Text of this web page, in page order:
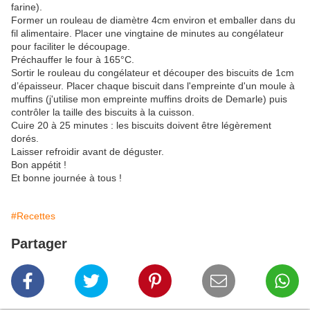
farine).
Former un rouleau de diamètre 4cm environ et emballer dans du
fil alimentaire. Placer une vingtaine de minutes au congélateur
pour faciliter le découpage.
Préchauffer le four à 165°C.
Sortir le rouleau du congélateur et découper des biscuits de 1cm
d’épaisseur. Placer chaque biscuit dans l'empreinte d'un moule à
muffins (j'utilise mon empreinte muffins droits de Demarle) puis
contrôler la taille des biscuits à la cuisson.
Cuire 20 à 25 minutes : les biscuits doivent être légèrement
dorés.
Laisser refroidir avant de déguster.
Bon appétit !
Et bonne journée à tous !
#Recettes
Partager